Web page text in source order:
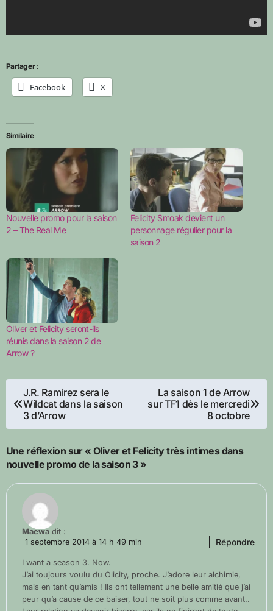
Partager :
Facebook X
Similaire
Nouvelle promo pour la saison
2 – The Real Me
Felicity Smoak devient un
personnage régulier pour la
saison 2
Oliver et Felicity seront-ils
réunis dans la saison 2 de
Arrow ?
Navigation
de
l’article
J.R. Ramirez sera le
Wildcat dans la saison
3 d’Arrow
La saison 1 de Arrow
sur TF1 dès le mercredi
8 octobre
Une réflexion sur « Oliver et Felicity très intimes dans
nouvelle promo de la saison 3 »
Maëwa dit :
1 septembre 2014 à 14 h 49 min
I want a season 3. Now.
J’ai toujours voulu du Olicity, proche. J’adore leur alchimie,
mais en tant qu’amis ! Ils ont tellement une belle amitié que j’ai
peur qu’a cause de ce baiser, tout ne soit plus comme avant..
Répondre